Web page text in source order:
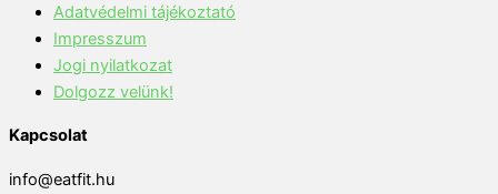
Adatvédelmi tájékoztató
Impresszum
Jogi nyilatkozat
Dolgozz velünk!
Kapcsolat
info@eatfit.hu